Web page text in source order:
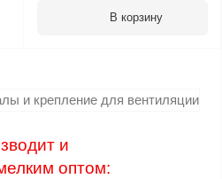
В корзину
и
оптом: